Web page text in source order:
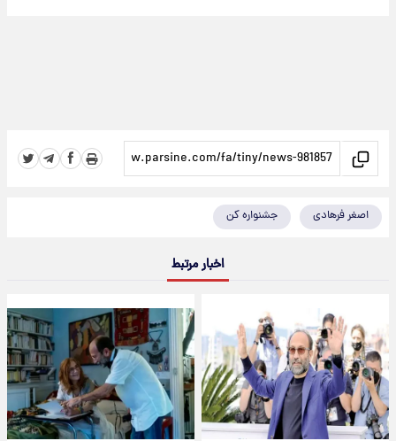
اصغر فرهادی جشنواره کن
اخبار مرتبط